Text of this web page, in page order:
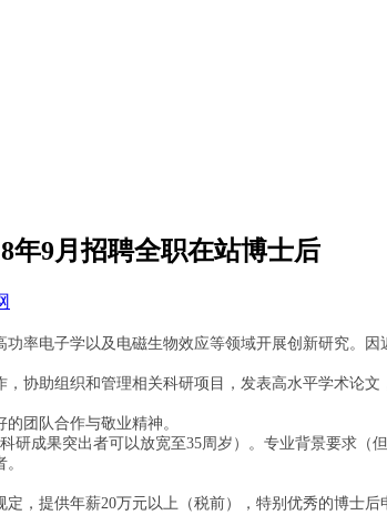
年9月招聘全职在站博士后
率电子学以及电磁生物效应等领域开展创新研究。
协助组织和管理相关科研项目，发表高水平学术论文
团队合作与敬业精神。
研成果突出者可以放宽至35周岁）。专业背景要求（
定，提供年薪20万元以上（税前），特别优秀的博士后